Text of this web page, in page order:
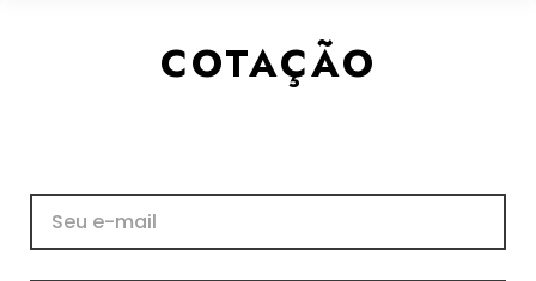
COTAÇÃO
mail